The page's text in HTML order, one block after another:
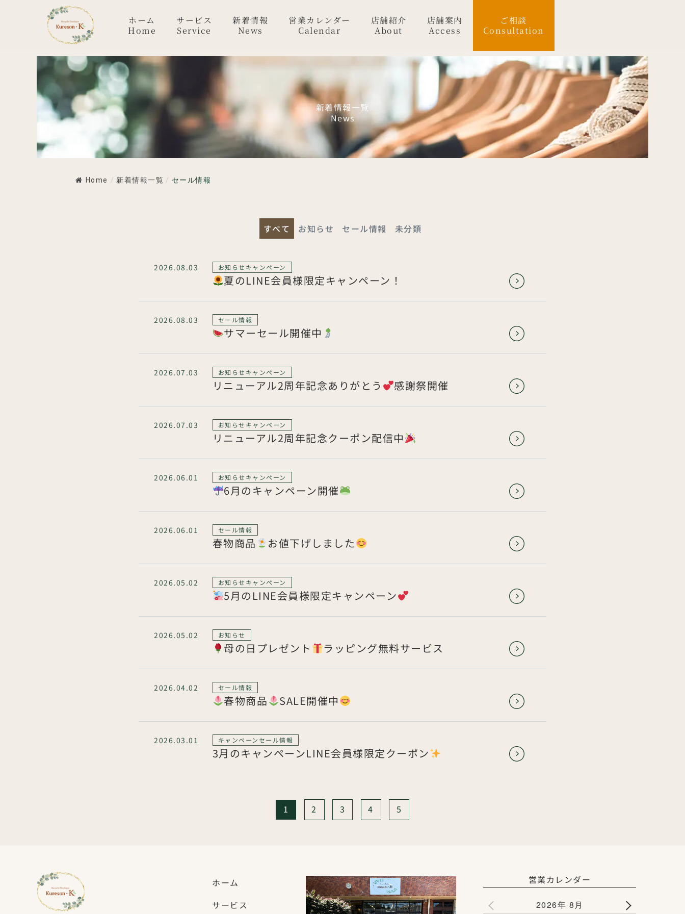
ホーム
Home
サービス
Service
新着情報
News
営業カレンダー
Calendar
店舗紹介
About
店舗案内
Access
ご相談
Consultation
新着情報一覧
News
Home / 新着情報一覧 / セール情報
お知らせ セール情報 未分類
すべて
2026.08.03 お知らせ キャンペーン
夏のLINE会員様限定キャンペーン！
2026.08.03 セール情報
サマーセール開催中
2026.07.03 お知らせ キャンペーン
リニューアル2周年記念ありがとう 感謝祭開催
2026.07.03 お知らせ キャンペーン
リニューアル2周年記念クーポン配信中
2026.06.01 お知らせ キャンペーン
6月のキャンペーン開催
2026.06.01 セール情報
春物商品 お値下げしました
2026.05.02 お知らせ キャンペーン
5月のLINE会員様限定キャンペーン
2026.05.02 お知らせ
母の日プレゼント ラッピング無料サービス
2026.04.02 セール情報
春物商品 SALE開催中
2026.03.01 キャンペーンセール情報
3月のキャンペーンLINE会員様限定クーポン
ペ
ー
1
ー
2
ー
3
ー
4
ー
5
ホーム
サービス
営業カレンダー
2026年 8月